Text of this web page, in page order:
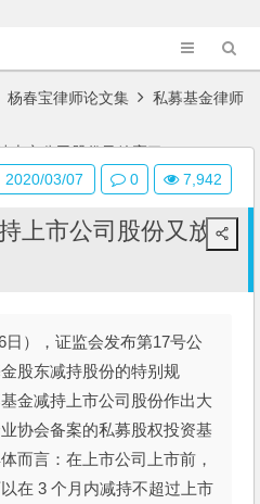
杨春宝律师论文集 私募基金律师
上市公司股份又放宽了
上市公司股份又放
日），证监会发布第17号公
股东减持股份的特别规
金减持上市公司股份作出大
协会备案的私募股权投资基
而言：在上市公司上市前，
在 3 个月内减持不超过上市
2020/03/07 0 7,942